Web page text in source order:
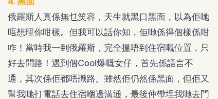
俄羅斯人真係無乜笑容，天生就黑口黑面，以為佢哋
唔想理你咁樣。但我可以話你知，佢哋係得個樣係咁
咋！當時我一到俄羅斯，完全搵唔到住宿嘅位置，只
好去問路！遇到個Cool爆嘅女仔，首先係語言不
通，其次係佢都唔識路。雖然佢仍然係黑面，但佢又
幫我哋打電話去住宿嗰邊溝通，最後仲帶埋我哋去門